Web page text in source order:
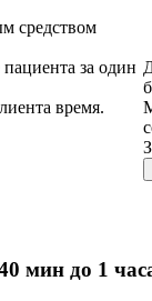
средством
за один
время.
мин до 1